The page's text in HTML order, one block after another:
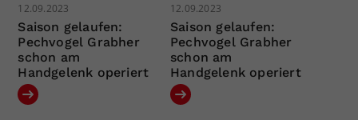
12.09.2023
Saison gelaufen:
Pechvogel Grabher
schon am
Handgelenk operiert
12.09.2023
Saison gelaufen:
Pechvogel Grabher
schon am
Handgelenk operiert